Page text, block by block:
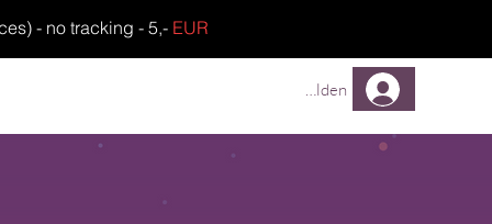
- no tracking - 5,-EUR
Anmelden